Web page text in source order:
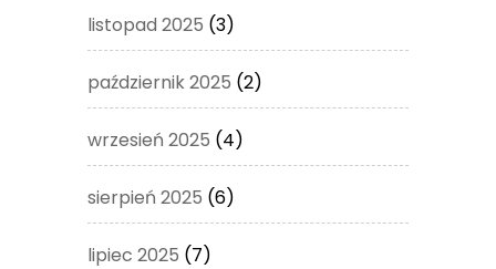
listopad 2025 (3)
październik 2025 (2)
wrzesień 2025 (4)
sierpień 2025 (6)
lipiec 2025 (7)